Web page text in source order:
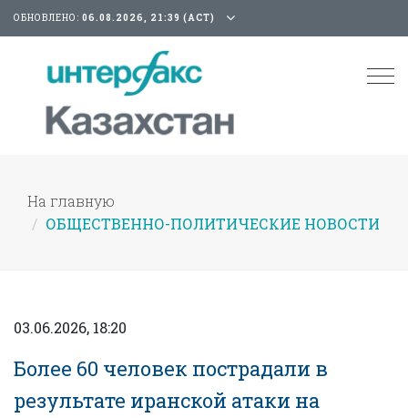
ОБНОВЛЕНО: 06.08.2026, 21:39 (АСТ)
На главную
ОБЩЕСТВЕННО-ПОЛИТИЧЕСКИЕ НОВОСТИ
03.06.2026, 18:20
Более 60 человек пострадали в
результате иранской атаки на